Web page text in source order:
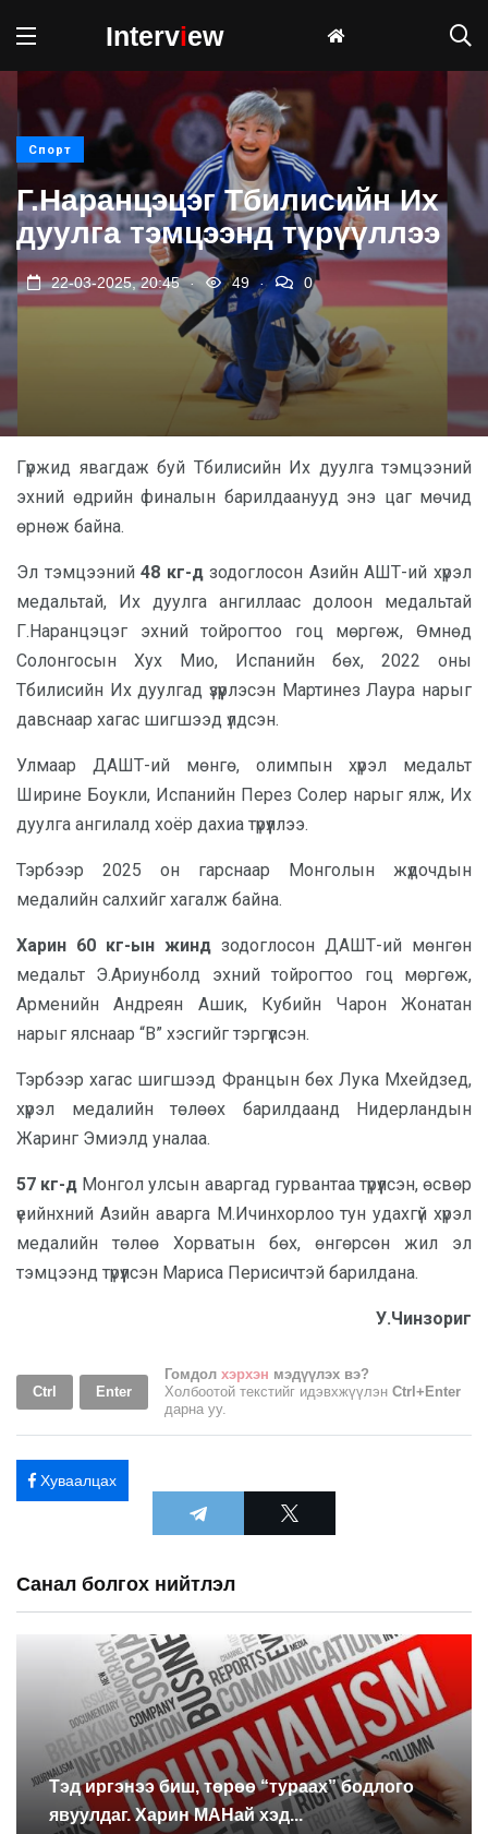
Interview
Спорт
Г.Наранцэцэг Тбилисийн Их
дуулга тэмцээнд түрүүллээ
22-03-2025, 20:45 . 49 . 0
Гүржид явагдаж буй Тбилисийн Их дуулга тэмцээний
эхний өдрийн финалын барилдаанууд энэ цаг мөчид
өрнөж байна.
Эл тэмцээний 48 кг-дзодоглосон Азийн АШТ-ий хүрэл
медальтай, Их дуулга ангиллаас долоон медальтай
Г.Наранцэцэг эхний тойрогтоо гоц мөргөж, Өмнөд
Солонгосын Хух Мио, Испанийн бөх, 2022 оны
Тбилисийн Их дуулгад үзүүрлэсэн Мартинез Лаура нарыг
давснаар хагас шигшээд үлдсэн.
Улмаар ДАШТ-ий мөнгө, олимпын хүрэл медальт
Ширине Боукли, Испанийн Перез Солер нарыг ялж, Их
дуулга ангилалд хоёр дахиа түрүүллээ.
Тэрбээр 2025 он гарснаар Монголын жүдочдын
медалийн салхийг хагалж байна.
Харин 60 кг-ын жинд зодоглосон ДАШТ-ий мөнгөн
медальт Э.Ариунболд эхний тойрогтоо гоц мөргөж,
Арменийн Андреян Ашик, Кубийн Чарон Жонатан
нарыг ялснаар “В” хэсгийг тэргүүлсэн.
Тэрбээр хагас шигшээд Францын бөх Лука Мхейдзед,
хүрэл медалийн төлөөх барилдаанд Нидерландын
Жаринг Эмиэлд уналаа.
57 кг-д Монгол улсын аваргад гурвантаа түрүүлсэн, өсвөр
үеийнхний Азийн аварга М.Ичинхорлоотун удахгүй хүрэл
медалийн төлөө Хорватын бөх, өнгөрсөн жил эл
тэмцээнд түрүүлсэн Мариса Перисичтэй барилдана.
У.Чинзориг
Ctrl Enter
Гомдол хэрхэн мэдүүлэх вэ?
Холбоотой текстийг идэвхжүүлэн Ctrl+Enter
дарна уу.
Хуваалцах
Санал болгох нийтлэл
Тэд иргэнээ биш, төрөө “тураах” бодлого
явуулдаг. Харин МАНай хэд...